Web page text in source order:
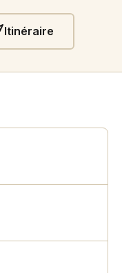
Itinéraire